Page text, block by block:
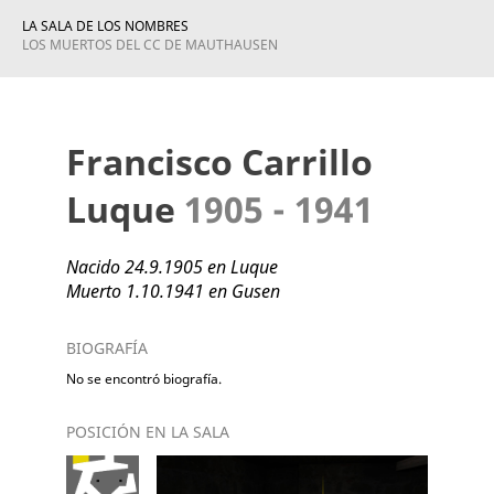
LA SALA DE LOS NOMBRES
LOS MUERTOS DEL CC DE MAUTHAUSEN
Francisco Carrillo
Luque 1905 - 1941
Nacido 24.9.1905 en Luque
Muerto 1.10.1941 en Gusen
BIOGRAFÍA
No se encontró biografía.
POSICIÓN EN LA SALA